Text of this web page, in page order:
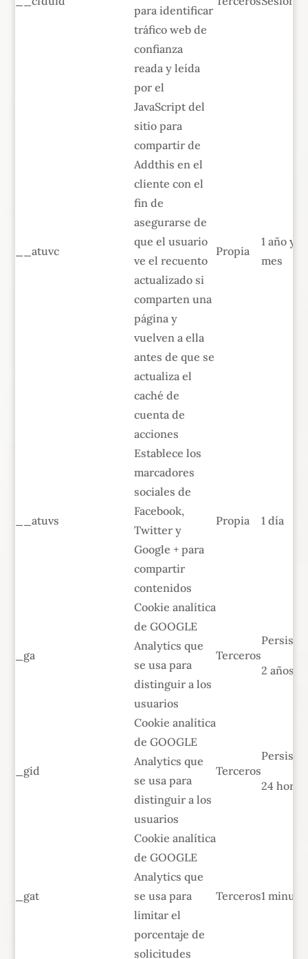
para identificar
tráfico web de
confianza
__atuvc
reada y leída
por el
JavaScript del
sitio para
compartir de
Addthis en el
cliente con el
fin de
asegurarse de
que el usuario
ve el recuento
actualizado si
comparten una
página y
vuelven a ella
antes de que se
actualiza el
caché de
cuenta de
acciones
Propia
1 año y 1
mes
__atuvs
Establece los
marcadores
sociales de
Facebook,
Twitter y
Google + para
compartir
contenidos
Propia 1 día
_ga
Cookie analítica
de GOOGLE
Analytics que
se usa para
distinguir a los
usuarios
Terceros
2 años
_gid
Cookie analítica
de GOOGLE
Analytics que
se usa para
distinguir a los
usuarios
Terceros
24 horas
_gat
Cookie analítica
de GOOGLE
Analytics que
se usa para
limitar el
porcentaje de
solicitudes
Terceros1 minuto